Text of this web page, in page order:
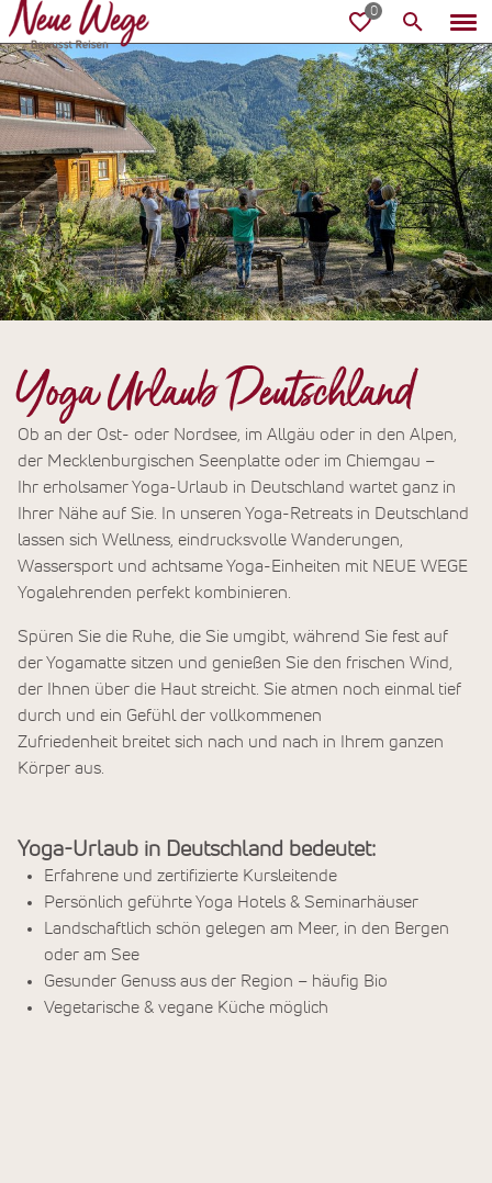
Yoga Urlaub Deutschland
Ob an der Ost- oder Nordsee, im Allgäu oder in den Alpen,
der Mecklenburgischen Seenplatte oder im Chiemgau –
Ihr erholsamer Yoga-Urlaub in Deutschland wartet ganz in
Ihrer Nähe auf Sie. In unseren Yoga-Retreats in Deutschland
lassen sich Wellness, eindrucksvolle Wanderungen,
Wassersport und achtsame Yoga-Einheiten mit NEUE WEGE
Yogalehrenden perfekt kombinieren.
Spüren Sie die Ruhe, die Sie umgibt, während Sie fest auf
der Yogamatte sitzen und genießen Sie den frischen Wind,
der Ihnen über die Haut streicht. Sie atmen noch einmal tief
durch und ein Gefühl der vollkommenen
Zufriedenheit breitet sich nach und nach in Ihrem ganzen
Körper aus.
Yoga-Urlaub in Deutschland bedeutet:
Erfahrene und zertifizierte Kursleitende
Persönlich geführte Yoga Hotels & Seminarhäuser
Landschaftlich schön gelegen am Meer, in den Bergen
oder am See
Gesunder Genuss aus der Region – häufig Bio
Vegetarische & vegane Küche möglich